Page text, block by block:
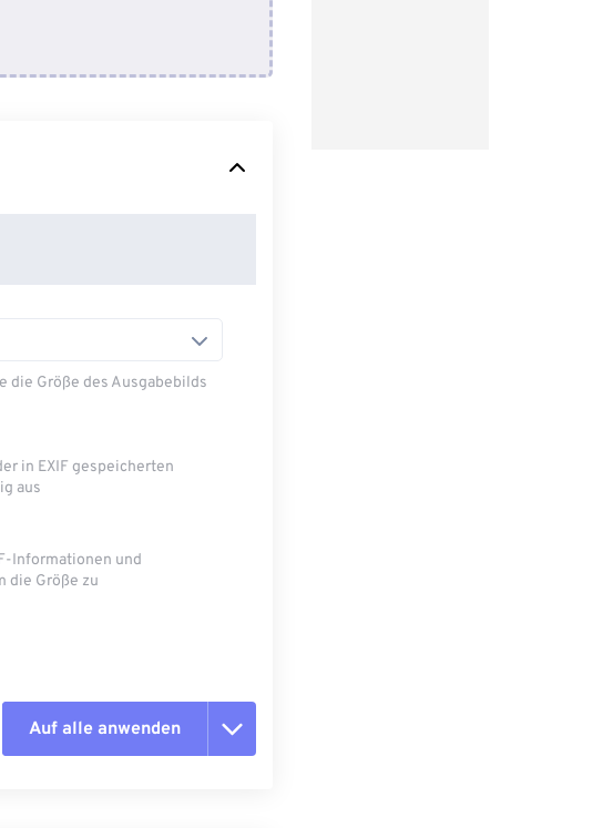
die Größe des Ausgabebilds
in EXIF ​​gespeicherten
aus
Informationen und
die Größe zu
Auf alle anwenden